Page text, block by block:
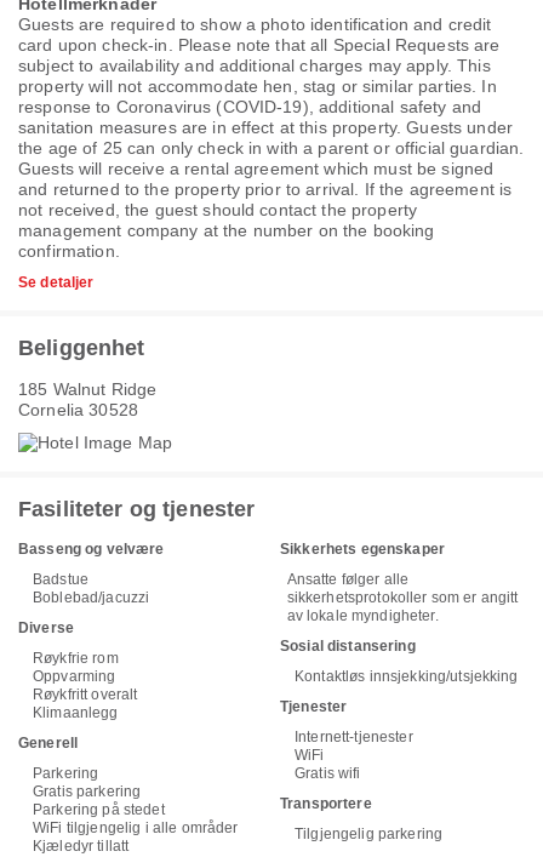
Hotellmerknader
Guests are required to show a photo identification and credit
card upon check-in. Please note that all Special Requests are
subject to availability and additional charges may apply. This
property will not accommodate hen, stag or similar parties. In
response to Coronavirus (COVID-19), additional safety and
sanitation measures are in effect at this property. Guests under
the age of 25 can only check in with a parent or official guardian.
Guests will receive a rental agreement which must be signed
and returned to the property prior to arrival. If the agreement is
not received, the guest should contact the property
management company at the number on the booking
confirmation.
Se detaljer
Beliggenhet
185 Walnut Ridge
Cornelia 30528
Fasiliteter og tjenester
Basseng og velvære
Badstue
Boblebad/jacuzzi
Diverse
Røykfrie rom
Oppvarming
Røykfritt overalt
Klimaanlegg
Generell
Parkering
Gratis parkering
Parkering på stedet
WiFi tilgjengelig i alle områder
Kjæledyr tillatt
Sikkerhets egenskaper
Ansatte følger alle
sikkerhetsprotokoller som er angitt
av lokale myndigheter.
Sosial distansering
Kontaktløs innsjekking/utsjekking
Tjenester
Internett-tjenester
WiFi
Gratis wifi
Transportere
Tilgjengelig parkering